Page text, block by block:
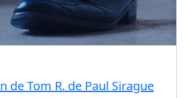
de Tom R. de Paul Sirague